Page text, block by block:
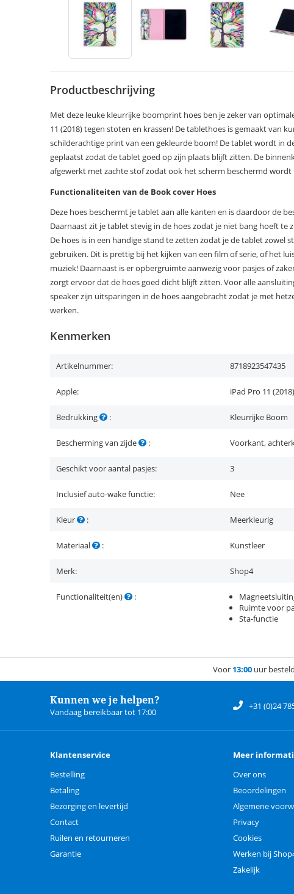
Productbeschrijving
Met deze leuke kleurrijke boomprint hoes ben je zeker van
11 (2018) tegen stoten en krassen! De tablethoes is gemaakt van
schilderachtige print van een gekleurde boom! De tablet wordt in
geplaatst zodat de tablet goed op zijn plaats blijft zitten. De
afgewerkt met zachte stof zodat ook het scherm beschermd wordt
Functionaliteiten van de Book cover Hoes
Deze hoes beschermt je tablet aan alle kanten en is daardoor de
Daarnaast zit je tablet stevig in de hoes zodat je niet bang hoeft te
De hoes is in een handige stand te zetten zodat je de tablet zowel
gebruiken. Dit is prettig bij het kijken van een film of serie, of het
muziek! Daarnaast is er opbergruimte aanwezig voor pasjes of
zorgt ervoor dat de hoes goed dicht blijft zitten. Voor alle
speaker zijn uitsparingen in de hoes aangebracht zodat je met
werken.
Kenmerken
Artikelnummer: 8718923547435
Apple: iPad Pro 11 (2018)
Bedrukking : Kleurrijke Boom
Bescherming van zijde : Voorkant,
Geschikt voor aantal pasjes: 3
Inclusief auto-wake functie: Nee
Kleur : Meerkleurig
Materiaal : Kunstleer
Merk: Shop4
Functionaliteit(en) :
Ruimte voor
Sta-functie
Voor 13:00 uur
Kunnen we je helpen?
Vandaag bereikbaar tot 17:00
+31 (0)24
Klantenservice
Bestelling
Betaling
Bezorging en levertijd
Contact
Ruilen en retourneren
Garantie
Meer
Over ons
Beoordelingen
Algemene
Privacy
Cookies
Werken bij
Zakelijk